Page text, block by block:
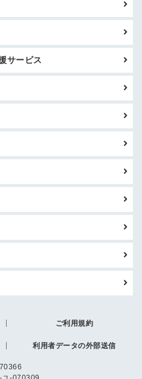
サービス
ご利用規約
利用者データの外部送信